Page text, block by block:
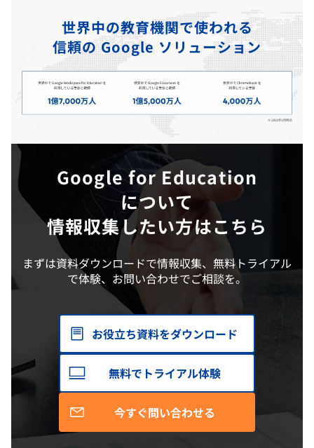
世界中の教育機関で使われる
信頼の Google ソリューション
Google for Education
について
情報収集したい方はこちら
まずは資料ダウンロードで情報収集、無料トライアル
で体験、お問い合わせでご相談を。
お役立ち資料をダウンロード
無料でトライアル体験
今すぐ問い合わせる